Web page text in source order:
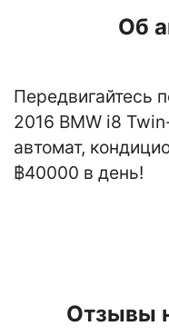
Об
Передвигайтесь
2016 BMW i8
автомат,
฿40000 в день!
Отзывы